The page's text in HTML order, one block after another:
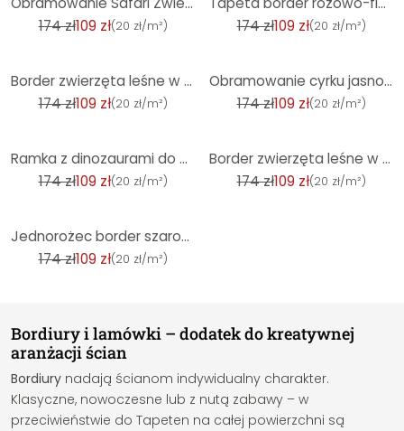
174 zł109 zł(20 zł/m²)
174 zł109 zł(20 zł/m²)
Border zwierzęta leśne w kolorze zielono-szarym - border z motywem zwierzęcym z niedźwiedziem i jele
174 zł109 zł(20 zł/m²)
Obramowanie cyrku jasnobeżowe kolorowe - obramowanie ścienne ze zwierzętami cyrkowymi i namiotem
174 zł109 zł(20 zł/m²)
Ramka z dinozaurami do pokoju dziecięcego beżowo-zielono-niebieska - dekoracja z prehistorycznym mot
174 zł109 zł(20 zł/m²)
Border zwierzęta leśne w kolorze beżowo-różowym - border z motywem zwierzęcym z niedźwiedziem i jele
174 zł109 zł(20 zł/m²)
Jednorożec border szaro-biały - Border do pokoju dziewczynki - Tapeta dziecięca z mitycznymi stworze
174 zł109 zł(20 zł/m²)
Bordiury i lamówki – dodatek do kreatywnej
aranżacji ścian
Bordiury nadają ścianom indywidualny charakter.
Klasyczne, nowoczesne lub z nutą zabawy – w
przeciwieństwie do Tapeten na całej powierzchni są